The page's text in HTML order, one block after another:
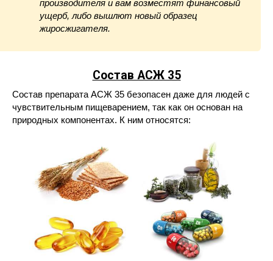
производителя и вам возместят финансовый
ущерб, либо вышлют новый образец
жиросжигателя.
Состав АСЖ 35
Состав препарата АСЖ 35 безопасен даже для людей с
чувствительным пищеварением, так как он основан на
природных компонентах. К ним относятся: